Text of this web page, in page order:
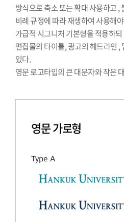
방식으로 축소 또는 확대 사용하고
비례 규정에 따라 재생하여 사용해
가급적 시그니처 기본형을 적용하
편집물의 타이틀, 광고의 헤드라인
있다.
영문 로고타입의 큰 대문자와 작은
영문 가로형
Type A